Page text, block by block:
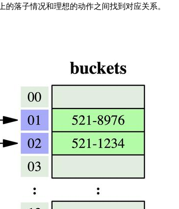
落子情况和理想的动作之间找到对应关系。